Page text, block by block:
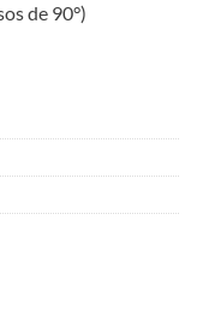
de 90°)